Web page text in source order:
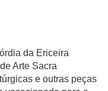
da Ericeira
Arte Sacra
e outras peças